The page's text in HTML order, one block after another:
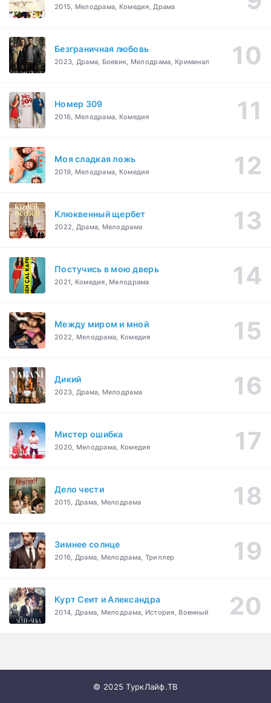
2015, Мелодрама, Комедия, Драма
Безграничная любовь
2023, Драма, Боевик, Мелодрама, Криминал
Номер 309
2016, Мелодрама, Комедия
Моя сладкая ложь
2019, Мелодрама, Комедия
Клюквенный щербет
2022, Драма, Мелодрама
Постучись в мою дверь
2021, Комедия, Мелодрама
Между миром и мной
2022, Мелодрама, Комедия
Дикий
2023, Драма, Мелодрама
Мистер ошибка
2020, Мелодрама, Комедия
Дело чести
2015, Драма, Мелодрама
Зимнее солнце
2016, Драма, Мелодрама, Триллер
Курт Сеит и Александра
2014, Драма, Мелодрама, История, Военный
© 2025 ТуркЛайф.ТВ